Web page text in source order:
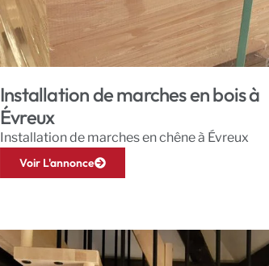
Installation de marches en bois à
Évreux
Installation de marches en chêne à Évreux
Voir L'annonce